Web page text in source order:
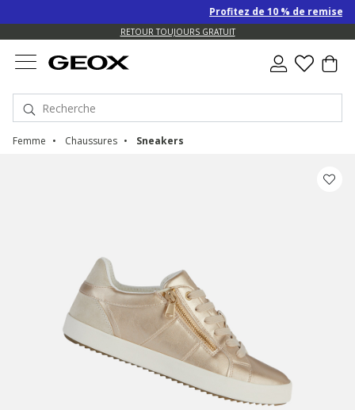
Profitez de 10 % de remise
RETOUR TOUJOURS GRATUIT
Femme Chaussures Sneakers